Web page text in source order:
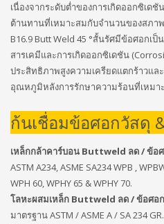
เนื่องจากระดับต่ำของการเกิดออกซิเด
ต้านทานที่เหมาะสมกับจำนวนของสภา
B16.9 Butt Weld 45 °สั้นรัศมีข้อศอกเ
สารเคมีและการเกิดออกซิเดชัน
ประสิทธิภาพสูงความเครียดแตกร้าวแล
อุณหภูมิหลังการรักษาความร้อนที่เหมา
ก้นเชื่อมข้อศอกวัสดุ
เหล็กกล้าคาร์บอน Buttweld ลด / ข้อ
ASTM A234, ASME SA234 WPB ,
WPH 60, WPHY 65 & WPHY 70.
โลหะผสมเหล็ก Buttweld ลด / ข้อศอ
มาตรฐาน ASTM / ASME A / SA 234